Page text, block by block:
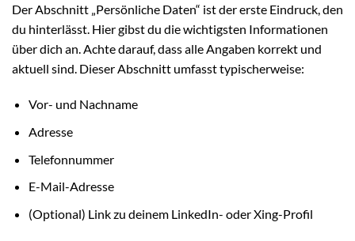
Der Abschnitt „Persönliche Daten“ ist der erste Eindruck, den
du hinterlässt. Hier gibst du die wichtigsten Informationen
über dich an. Achte darauf, dass alle Angaben korrekt und
aktuell sind. Dieser Abschnitt umfasst typischerweise:
Vor- und Nachname
Adresse
Telefonnummer
E-Mail-Adresse
(Optional) Link zu deinem LinkedIn- oder Xing-Profil